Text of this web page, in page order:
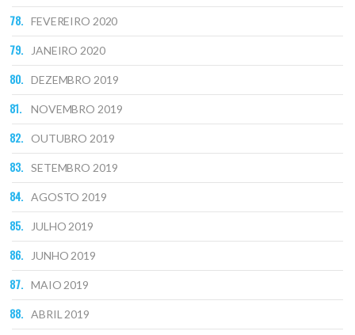
FEVEREIRO 2020
JANEIRO 2020
DEZEMBRO 2019
NOVEMBRO 2019
OUTUBRO 2019
SETEMBRO 2019
AGOSTO 2019
JULHO 2019
JUNHO 2019
MAIO 2019
ABRIL 2019